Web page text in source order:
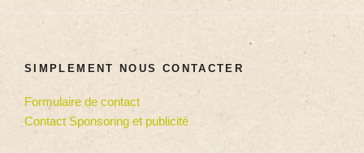
SIMPLEMENT NOUS CONTACTER
Formulaire de contact
Contact Sponsoring et publicité